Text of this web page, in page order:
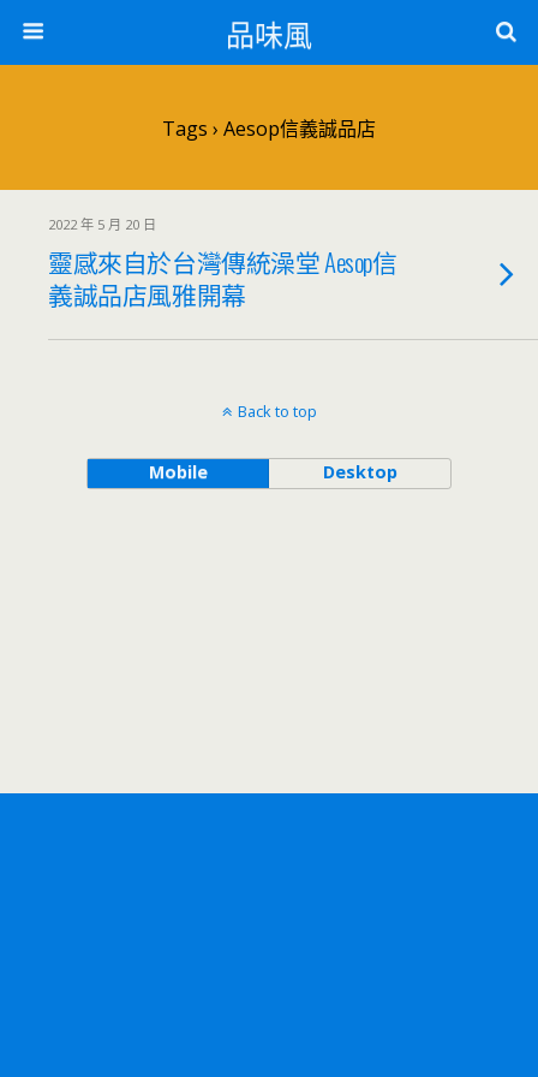
品味風
Tags › Aesop信義誠品店
2022 年 5 月 20 日
靈感來自於台灣傳統澡堂 Aesop信
義誠品店風雅開幕
Back to top
Mobile Desktop